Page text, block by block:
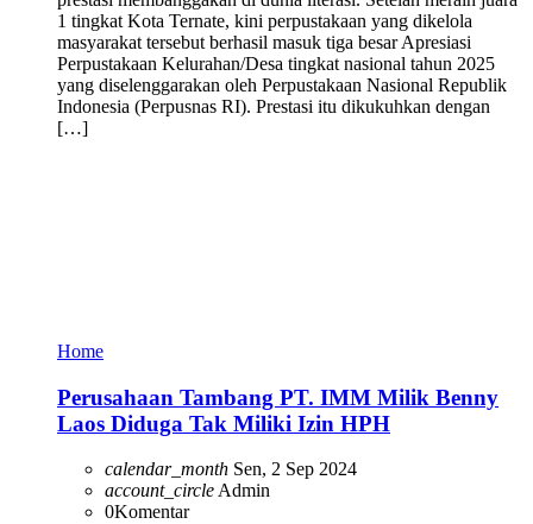
1 tingkat Kota Ternate, kini perpustakaan yang dikelola
masyarakat tersebut berhasil masuk tiga besar Apresiasi
Perpustakaan Kelurahan/Desa tingkat nasional tahun 2025
yang diselenggarakan oleh Perpustakaan Nasional Republik
Indonesia (Perpusnas RI). Prestasi itu dikukuhkan dengan
[…]
Home
Perusahaan Tambang PT. IMM Milik Benny
Laos Diduga Tak Miliki Izin HPH
calendar_month Sen, 2 Sep 2024
account_circle Admin
0Komentar